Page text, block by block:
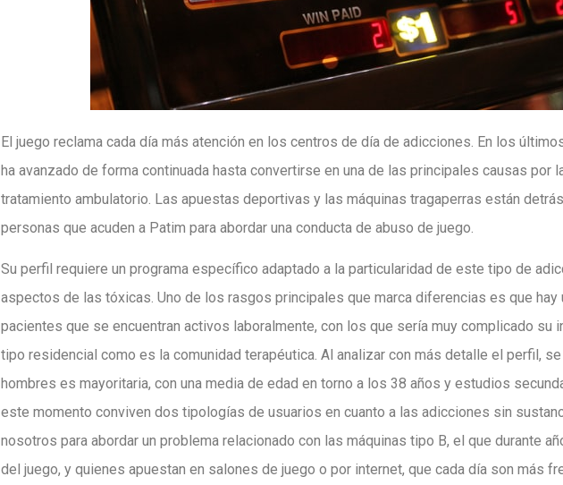
El juego reclama cada día más atención en los centros de día de adicciones. En los
ha avanzado de forma continuada hasta convertirse en una de las principales causas por
tratamiento ambulatorio. Las apuestas deportivas y las máquinas tragaperras están
personas que acuden a Patim para abordar una conducta de abuso de juego.
Su perfil requiere un programa específico adaptado a la particularidad de este tipo de
aspectos de las tóxicas. Uno de los rasgos principales que marca diferencias es que hay
pacientes que se encuentran activos laboralmente, con los que sería muy complicado su
tipo residencial como es la comunidad terapéutica. Al analizar con más detalle el perfil,
hombres es mayoritaria, con una media de edad en torno a los 38 años y estudios
este momento conviven dos tipologías de usuarios en cuanto a las adicciones sin
nosotros para abordar un problema relacionado con las máquinas tipo B, el que durante
del juego, y quienes apuestan en salones de juego o por internet, que cada día son más